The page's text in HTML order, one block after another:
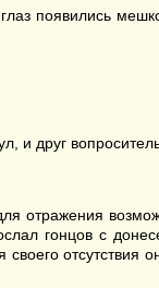
появились
друг
отражения
гонцов с
отсутствия